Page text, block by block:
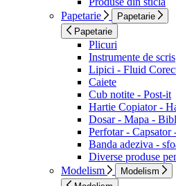
Papetarie
Papetarie
Papetarie
Plicuri
Instrumente de scris
Lipici - Fluid
Caiete
Cub notite - Post-it
Hartie Copiator -
Dosar - Mapa -
Perfotar - Capsator
Banda adeziva -
Diverse produse
Modelism
Modelism